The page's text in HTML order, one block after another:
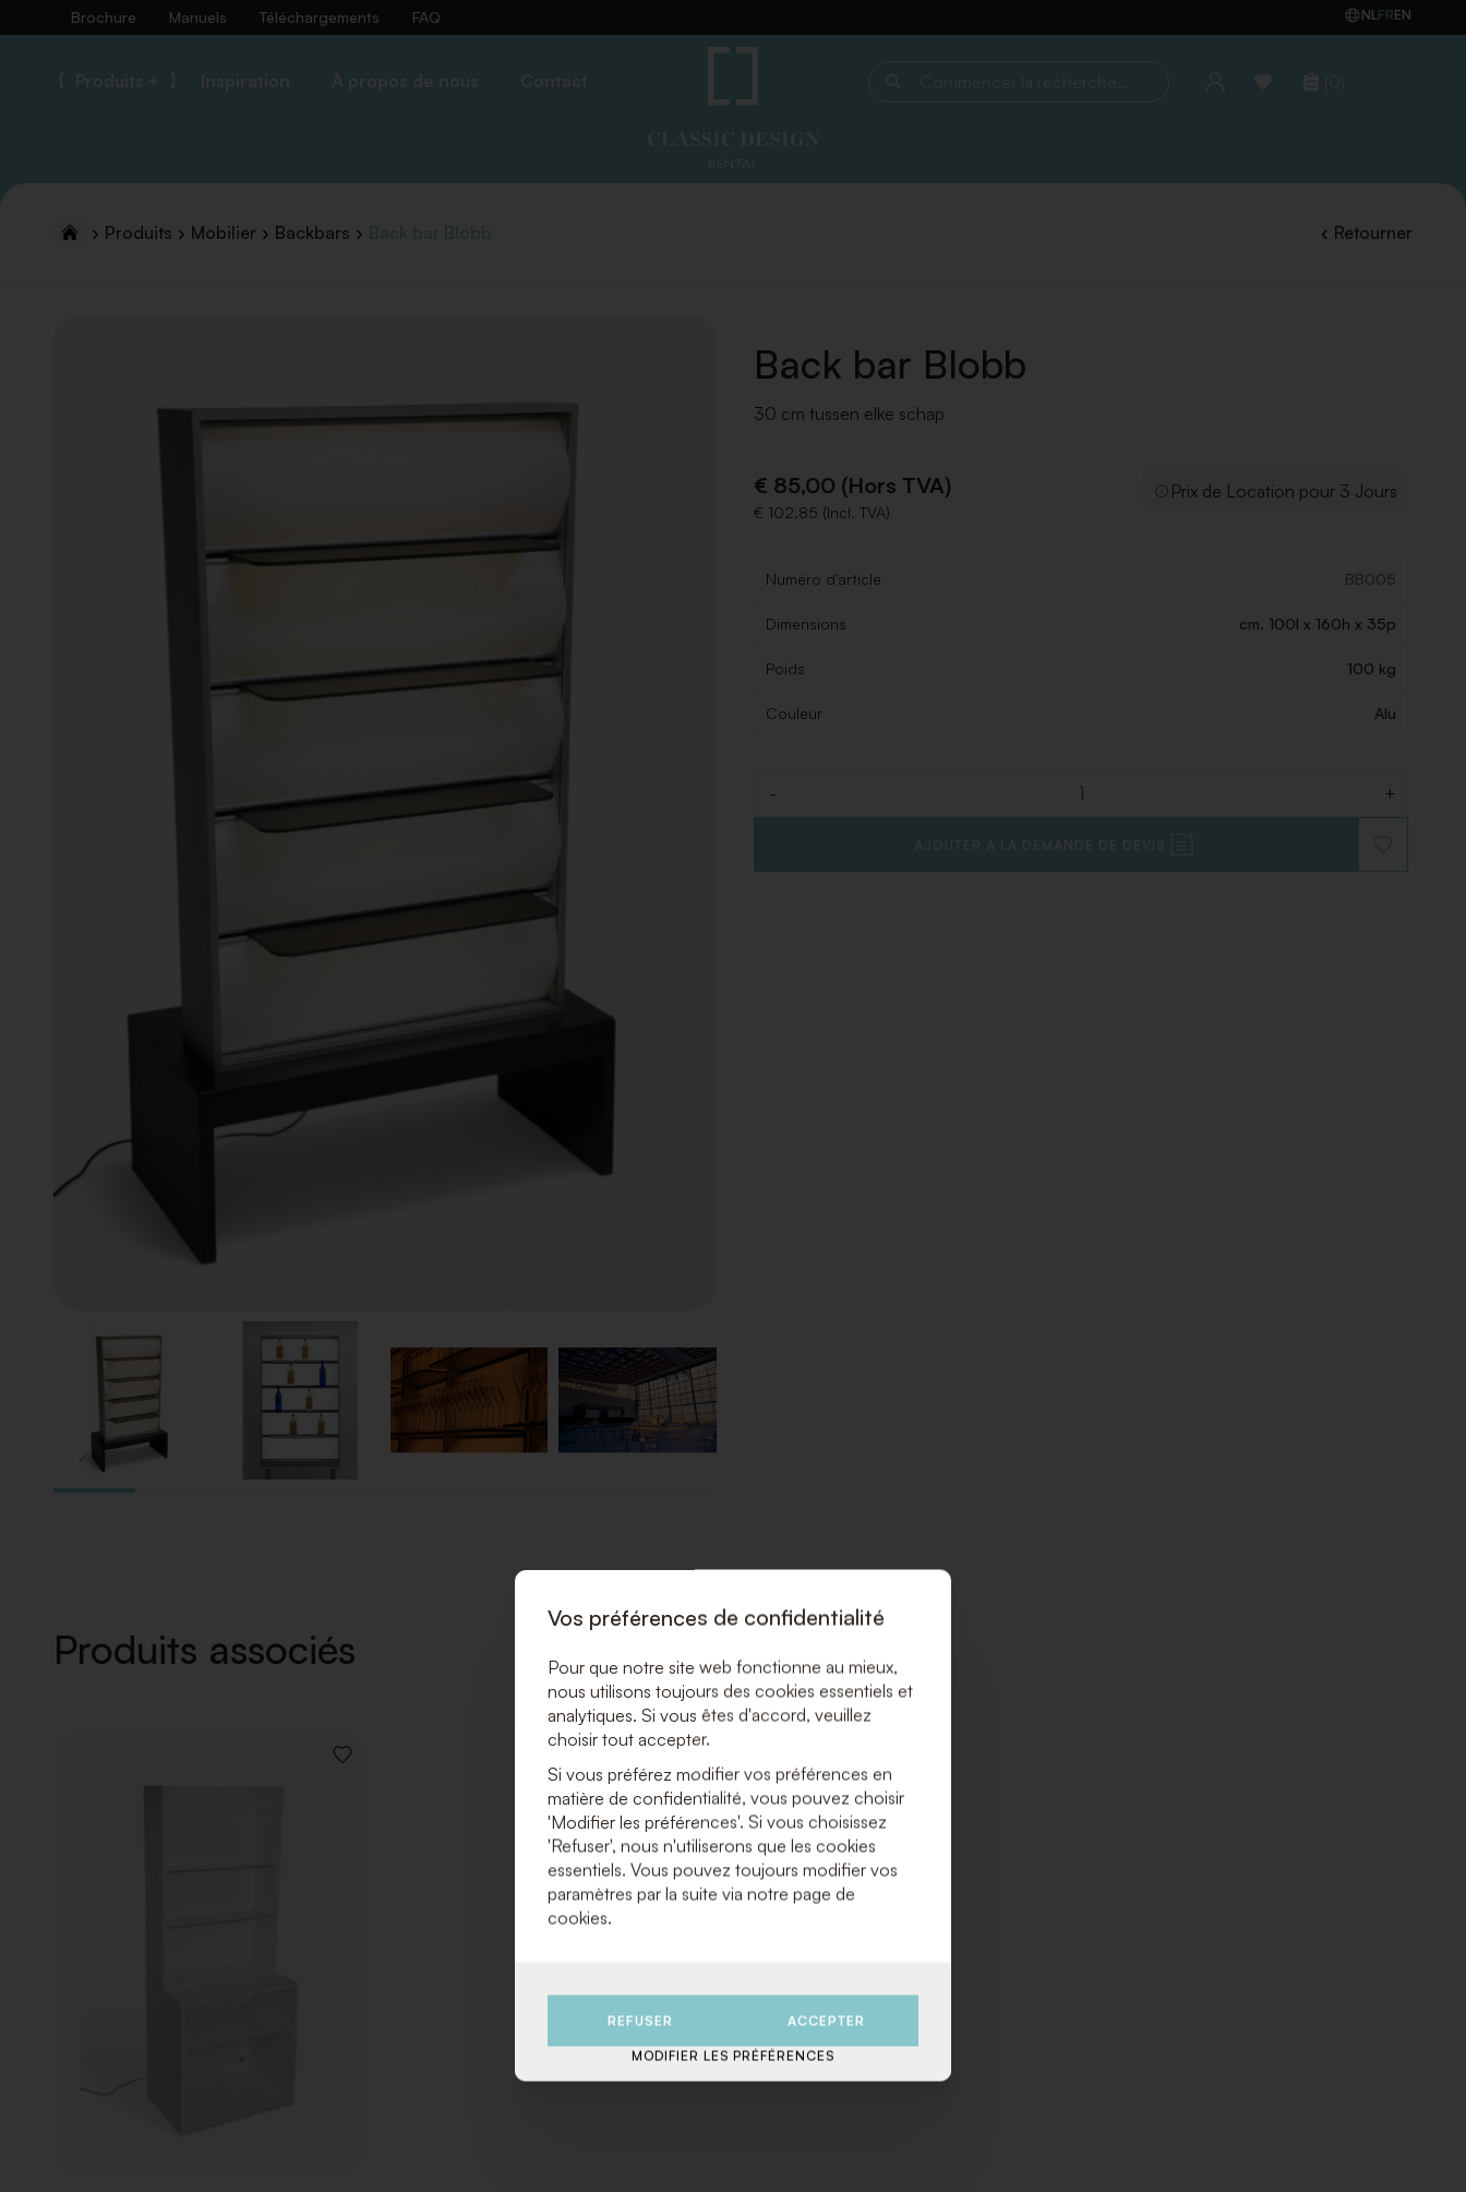
Brochure Manuels Téléchargements FAQ NLFREN
Produits + Inspiration À propos de nous Contact
Commencer la recherche... (0)
Produits Mobilier Backbars Back bar Blobb Retourner
Back bar Blobb
30 cm tussen elke schap
€ 85,00 (Hors TVA)
€ 102,85 (Incl. TVA)
Prix de Location pour 3 Jours
Numéro d'article BB005
Dimensions cm. 100l x 160h x 35p
Poids 100 kg
Couleur Alu
- +
AJOUTER À LA DEMANDE DE DEVIS
À
Produits associés
AJOUTER
Vos préférences de confidentialité
Pour que notre site web fonctionne au mieux,
nous utilisons toujours des cookies essentiels et
analytiques. Si vous êtes d'accord, veuillez
choisir tout accepter.
Si vous préférez modifier vos préférences en
matière de confidentialité, vous pouvez choisir
'Modifier les préférences'. Si vous choisissez
'Refuser', nous n'utiliserons que les cookies
essentiels. Vous pouvez toujours modifier vos
paramètres par la suite via notre page de
cookies.
REFUSER ACCEPTER
MODIFIER LES PRÉFÉRENCES